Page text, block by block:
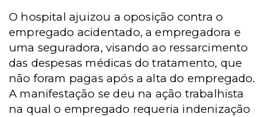
O hospital ajuizou a oposição contra o
empregado acidentado, a empregadora e
uma seguradora, visando ao ressarcimento
das despesas médicas do tratamento, que
não foram pagas após a alta do empregado.
A manifestação se deu na ação trabalhista
na qual o empregado requeria indenização